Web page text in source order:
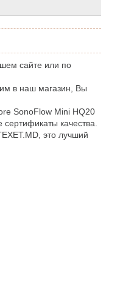
сайте или по
в наш магазин, Вы
SonoFlow Mini HQ20
качества.
это лучший